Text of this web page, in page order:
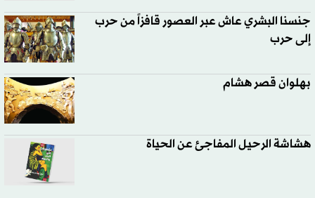
جنسنا البشري عاش عبر العصور قافزاً من حرب
إلى حرب
بهلوان قصر هشام
هشاشة الرحيل المفاجئ عن الحياة